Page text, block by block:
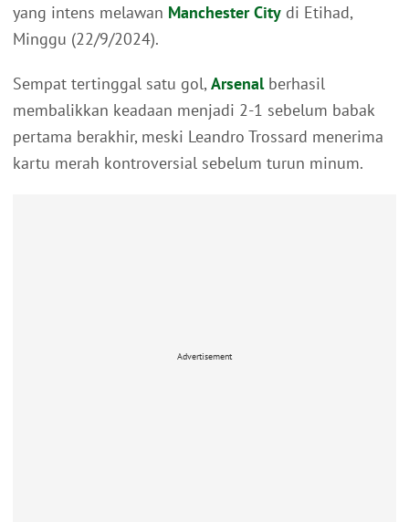
yang intens melawan Manchester City di Etihad,
Minggu (22/9/2024).
Sempat tertinggal satu gol, Arsenalberhasil
membalikkan keadaan menjadi 2-1 sebelum babak
pertama berakhir, meski Leandro Trossard menerima
kartu merah kontroversial sebelum turun minum.
Advertisement